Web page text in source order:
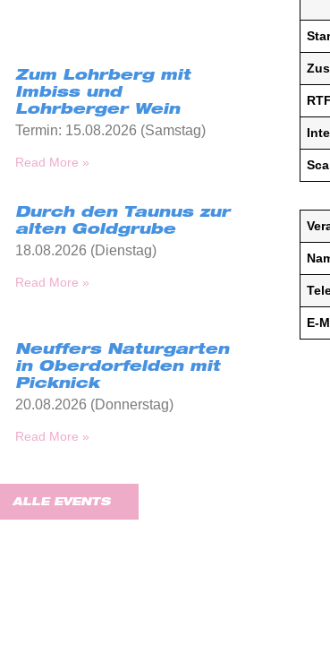
Zum Lohrberg mit
Imbiss und
Lohrberger Wein
Termin: 15.08.2026 (Samstag)
Read More »
Durch den Taunus zur
alten Goldgrube
18.08.2026 (Dienstag)
Read More »
Neuffers Naturgarten
in Oberdorfelden mit
Picknick
20.08.2026 (Donnerstag)
Read More »
ALLE EVENTS
E-